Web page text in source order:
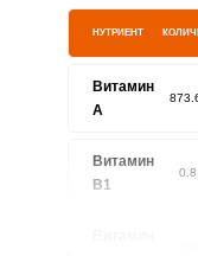
НУТРИЕНТ
Витамин
A
Витамин
В1